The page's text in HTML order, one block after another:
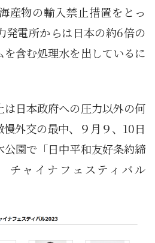
産物の輸入禁止措置をとっ
発電所からは日本の約6倍の
含む処理水を出しているに
日本政府への圧力以外の何
外交の最中、９月９、10日
公園で「日中平和友好条約締
ャイナフェスティバル